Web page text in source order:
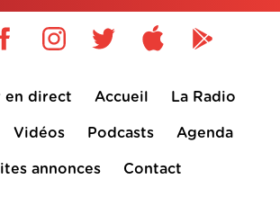
en direct Accueil La Radio
Vidéos Podcasts Agenda
annonces Contact